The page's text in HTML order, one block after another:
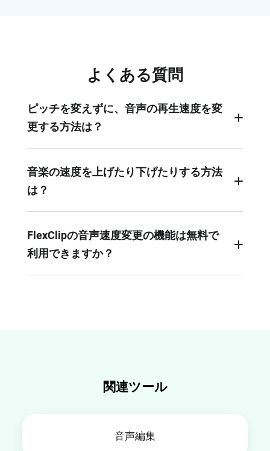
よくある質問
ピッチを変えずに、音声の再生速度を変
更する方法は？
く、音声の再生速度を早くしたり遅くしたりでき
ます。
音楽の速度を上げたり下げたりする方法
は？
を早めたい場合は1倍より大きい速度に設定しま
す。遅くしたい場合は1倍より小さい速度に設定
FlexClipの音声速度変更の機能は無料で
利用できますか？
関連ツール
音声編集